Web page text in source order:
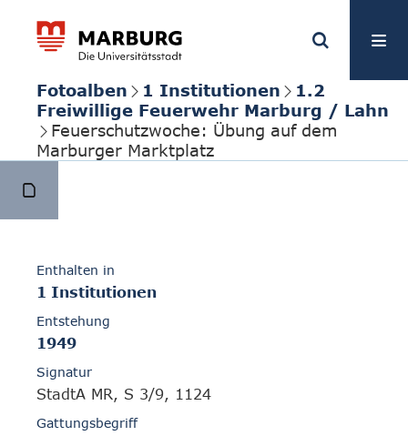
Fotoalben 1 Institutionen
1.2
Freiwillige Feuerwehr Marburg / Lahn
Feuerschutzwoche: Übung auf dem
Marburger Marktplatz
Enthalten in
1 Institutionen
Entstehung
1949
Signatur
StadtA MR, S 3/9, 1124
Gattungsbegriff